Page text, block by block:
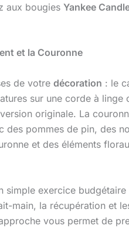
aux bougies Yankee
et la Couronne
de votre décoration : le
sur une corde à
originale. La
des pommes de pin, des
et des éléments
simple exercice
main, la récupération et
vous permet de